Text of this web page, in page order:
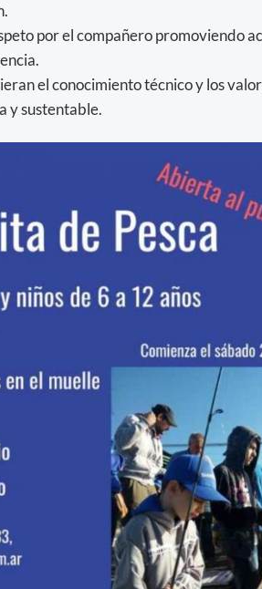
por el compañero promoviendo
el conocimiento técnico y los
y sustentable.